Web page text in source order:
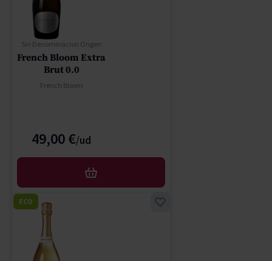
Sin Denominacion Origen
French Bloom Extra
Brut 0.0
French Bloom
49,00 €
AFEGIR
ECO